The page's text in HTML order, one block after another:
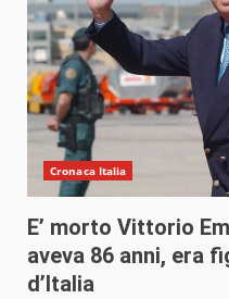
Cronaca Italia
E’ morto Vittorio
aveva 86 anni, era
d’Italia